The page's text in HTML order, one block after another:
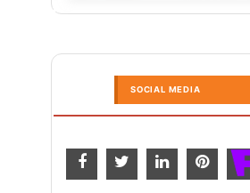
SOCIAL MEDIA